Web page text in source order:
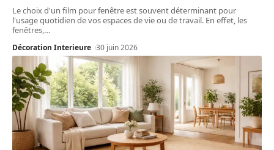
Le choix d'un film pour fenêtre est souvent déterminant pour
l'usage quotidien de vos espaces de vie ou de travail. En effet, les
fenêtres,…
Décoration Interieure 30 juin 2026